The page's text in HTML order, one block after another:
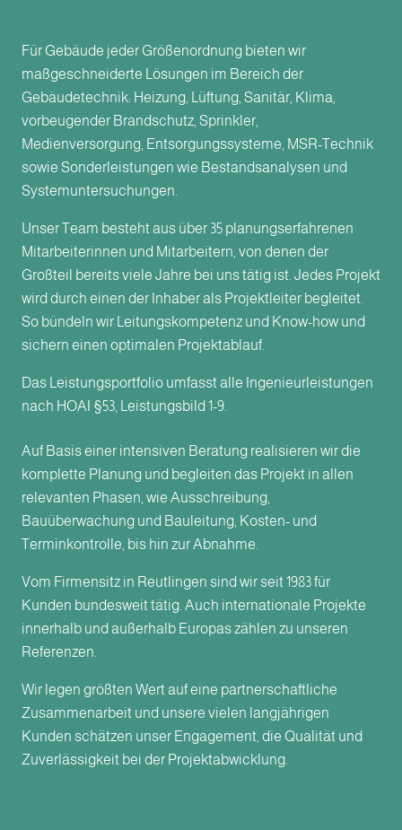
Für Gebäude jeder Größenordnung bieten wir
maßgeschneiderte Lösungen im Bereich der
Gebäudetechnik: Heizung, Lüftung, Sanitär, Klima,
vorbeugender Brandschutz, Sprinkler,
Medienversorgung, Entsorgungssysteme, MSR-Technik
sowie Sonderleistungen wie Bestandsanalysen und
Systemuntersuchungen.
Unser Team besteht aus über 35 planungserfahrenen
Mitarbeiterinnen und Mitarbeitern, von denen der
Großteil bereits viele Jahre bei uns tätig ist. Jedes Projekt
wird durch einen der Inhaber als Projektleiter begleitet.
So bündeln wir Leitungskompetenz und Know-how und
sichern einen optimalen Projektablauf.
Das Leistungsportfolio umfasst alle Ingenieurleistungen
nach HOAI §53, Leistungsbild 1-9.
Auf Basis einer intensiven Beratung realisieren wir die
komplette Planung und begleiten das Projekt in allen
relevanten Phasen, wie Ausschreibung,
Bauüberwachung und Bauleitung, Kosten- und
Terminkontrolle, bis hin zur Abnahme.
Vom Firmensitz in Reutlingen sind wir seit 1983 für
Kunden bundesweit tätig. Auch internationale Projekte
innerhalb und außerhalb Europas zählen zu unseren
Referenzen.
Wir legen größten Wert auf eine partnerschaftliche
Zusammenarbeit und unsere vielen langjährigen
Kunden schätzen unser Engagement, die Qualität und
Zuverlässigkeit bei der Projektabwicklung.